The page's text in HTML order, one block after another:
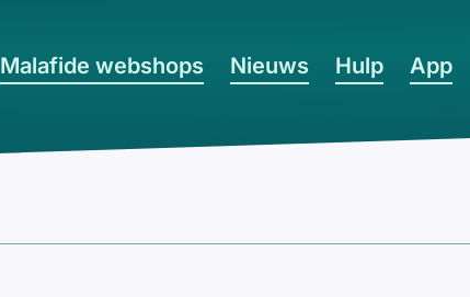
Malafide webshops Nieuws Hulp App